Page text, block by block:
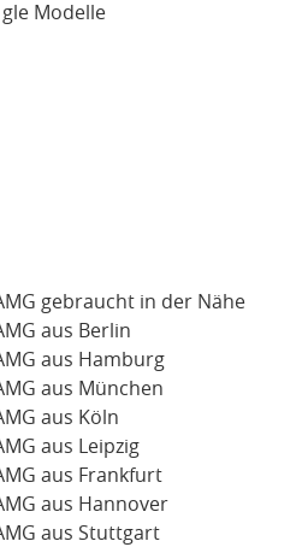
Modelle
gebraucht in der Nähe
aus Berlin
aus Hamburg
aus München
aus Köln
aus Leipzig
aus Frankfurt
aus Hannover
aus Stuttgart